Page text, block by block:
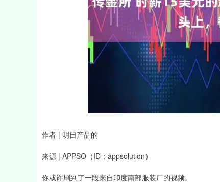
作者 | 明日产品的
来源 | APPSO（ID：appsolution）
你或许刷到了一段来自印度南部服装厂的视频。